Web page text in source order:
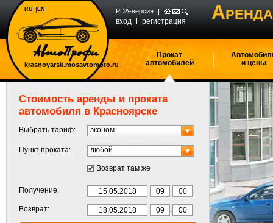
krasnoyarsk.mosavtomoto.ru
PDA-версия
вход регистрация А
RU EN
Прокат
автомобилей
и цены
Стоимость аренды и проката
автомобиля в Красноярске
Выбрать тариф: эконом
Пункт проката: любой
Возврат там же
Получение: :
Возврат: :